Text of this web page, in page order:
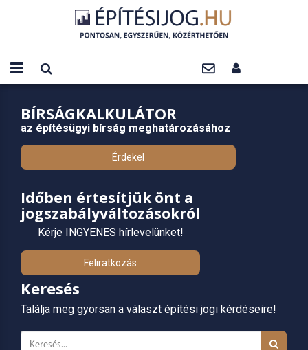
BÍRSÁGKALKULÁTOR
az építésügyi bírság meghatározásához
Érdekel
Időben értesítjük önt a
jogszabályváltozásokról
Kérje INGYENES hírlevelünket!
Feliratkozás
Keresés
Találja meg gyorsan a választ építési jogi kérdéseire!